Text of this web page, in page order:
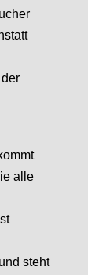
alle
steht